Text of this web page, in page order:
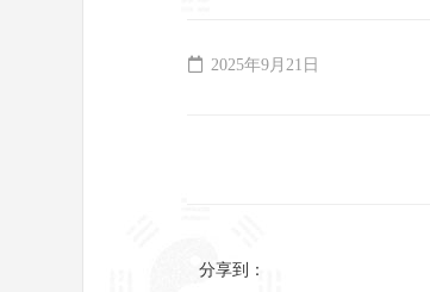
2025年9月21日
分享到：